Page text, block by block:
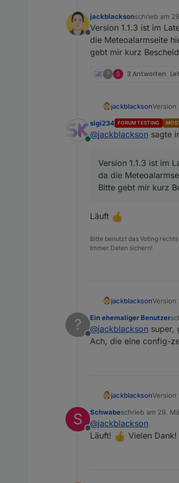
Offline
jackblacksonschrieb am
zuletzt
Version 1.1.3 ist im
die Meteoalarmseite
gebt mir kurz
? S 3 Antworten
jackblacksonVersion
kurz
Online
sigi234 FORUM TESTING
@jackblackson sagte
Version 1.1.3 ist im
da die
Bitte gebt mir kurz
Läuft
Bitte benutzt das Voting
Immer Daten sichern!
jackblacksonVersion
kurz
?
Offline
Ein ehemaliger Benutzer
@jackblackson super,
Ach, die eine config-
jackblacksonVersion
kurz
S
Offline
Schwabeschrieb am 29.
zuletzt editiert von
@jackblackson
Läuft!
Vielen Dank!